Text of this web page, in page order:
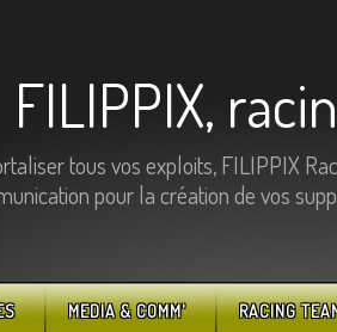
FILIPPIX,
tous vos exploits, FILIPPIX
pour la création de vos
MEDIA & COMM' RACING